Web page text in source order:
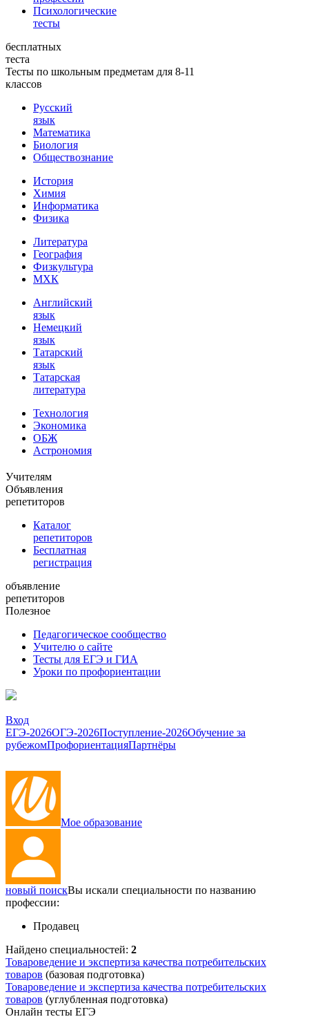
Психологические
тесты
бесплатных
теста
Тесты по школьным предметам для 8-11
классов
Русский
язык
Математика
Биология
Обществознание
История
Химия
Информатика
Физика
Литература
География
Физкультура
МХК
Английский
язык
Немецкий
язык
Татарский
язык
Татарская
литература
Технология
Экономика
ОБЖ
Астрономия
Учителям
Объявления
репетиторов
Каталог
репетиторов
Бесплатная
регистрация
объявление
репетиторов
Полезное
Педагогическое сообщество
Учителю о сайте
Тесты для ЕГЭ и ГИА
Уроки по профориентации
Вход
ЕГЭ-2026ОГЭ-2026Поступление-2026Обучение за
рубежомПрофориентацияПартнёры
Мое образование
новый поискВы искали специальности по названию
профессии:
Продавец
Найдено специальностей: 2
Товароведение и экспертиза качества потребительских
товаров (базовая подготовка)
Товароведение и экспертиза качества потребительских
товаров (углубленная подготовка)
Онлайн тесты ЕГЭ